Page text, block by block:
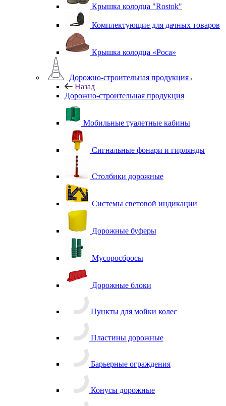
Крышка колодца "Rostok"
Комплектующие для дачных товаров
Крышка колодца «Роса»
Дорожно-строительная продукция
Назад
Дорожно-строительная продукция
Мобильные туалетные кабины
Сигнальные фонари и гирлянды
Столбики дорожные
Системы световой индикации
Дорожные буферы
Мусоросбросы
Дорожные блоки
Пункты для мойки колес
Пластины дорожные
Барьерные ограждения
Конусы дорожные